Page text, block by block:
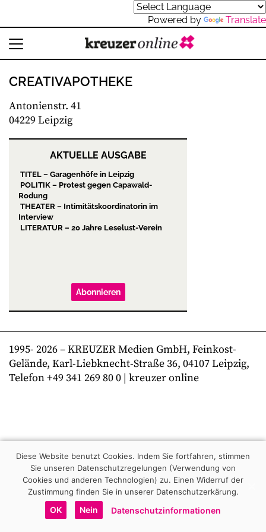
Powered by Translate
CREATIVAPOTHEKE
Antonienstr. 41
04229 Leipzig
AKTUELLE AUSGABE
TITEL – Garagenhöfe in Leipzig
POLITIK – Protest gegen Capawald-
Rodung
THEATER – Intimitätskoordinatorin im
Interview
LITERATUR – 20 Jahre Leselust-Verein
Abonnieren
1995- 2026– KREUZER Medien GmbH, Feinkost-
Gelände, Karl-Liebknecht-Straße 36, 04107 Leipzig,
Telefon +49 341 269 80 0 | kreuzer online
Diese Website benutzt Cookies. Indem Sie fortfahren, stimmen
Sie unseren Datenschutzregelungen (Verwendung von
Cookies und anderen Technologien) zu. Einen Widerruf der
Zustimmung finden Sie in unserer Datenschutzerkärung.
OK Nein Datenschutzinformationen